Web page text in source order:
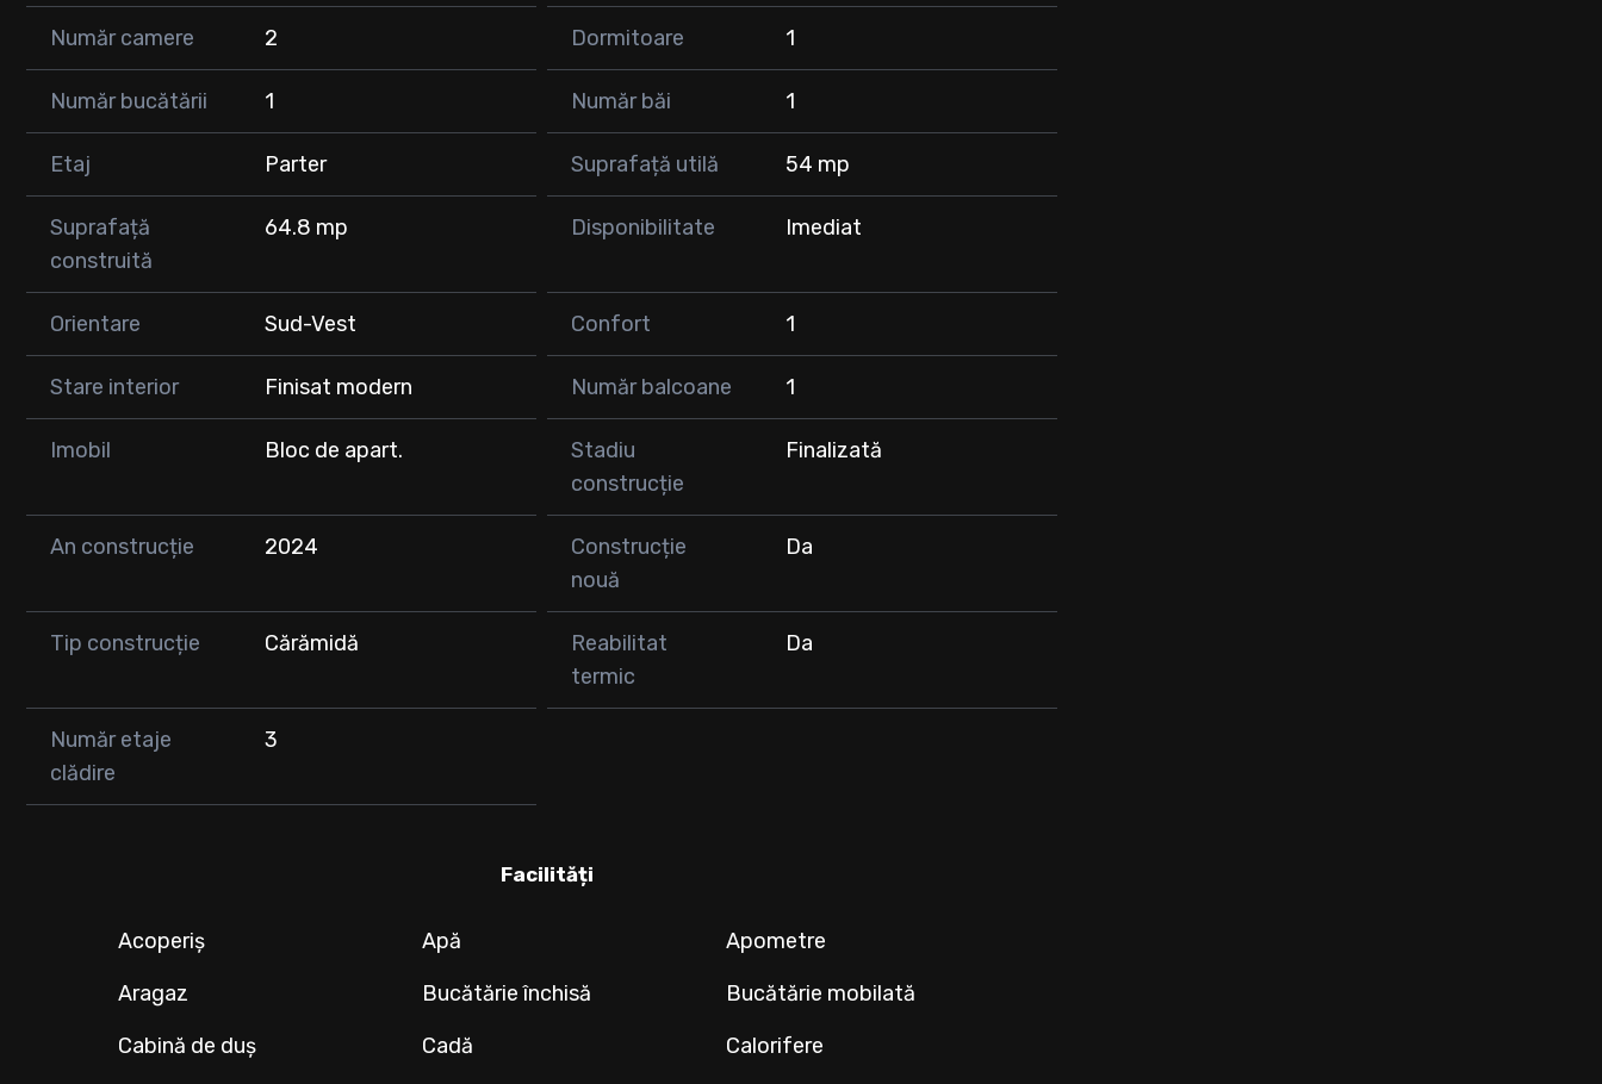
- Parchet laminat de 12 mm.
- Vopsea lavabila antimucegai cu silicon.
- Usa metalica.
- Intrerupatoare lustre si prize.
- Sanitare.
- Centrala termica si calorifere noi.
- usi de interior WENGHE.
- Utilitatile trase pe pozitii (gaz, curent).
Pret apartament: 87.000 mii euro
Pentru mai multe detalii sau daca doriti o vizionare, contactati-ne la numarul afisat!
Număr camere 2 Dormitoare 1
Număr bucătării 1 Număr băi 1
Etaj Parter Suprafață utilă 54 mp
Suprafață
construită
64.8 mp Disponibilitate Imediat
Orientare Sud-Vest Confort 1
Stare interior Finisat modern Număr balcoane 1
Imobil Bloc de apart.
Stadiu
construcție
Finalizată
An construcție 2024
Construcție
nouă
Da
Tip construcție Cărămidă
Reabilitat
termic
Da
Număr etaje
clădire
3
Facilități
Acoperiș Apă
Apometre
Aragaz
Bucătărie închisă
Bucătărie mobilată
Cabină de duș
Cadă
Calorifere